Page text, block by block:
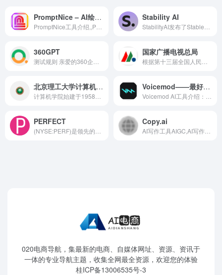
PromptNice – AI绘画/AI聊天提示词交易平台 Stability AI
360GPT 国家广播电视总局
北京理工大学计算机学院 Voicemod——最好用的AI智能变声工具
PERFECT Copy.ai
020电商导航，集最新的电商、自媒体网址、资源、资讯于
一体的专业导航主题，收集全网最全资源，欢迎您的体验
桂ICP备13006535号-3